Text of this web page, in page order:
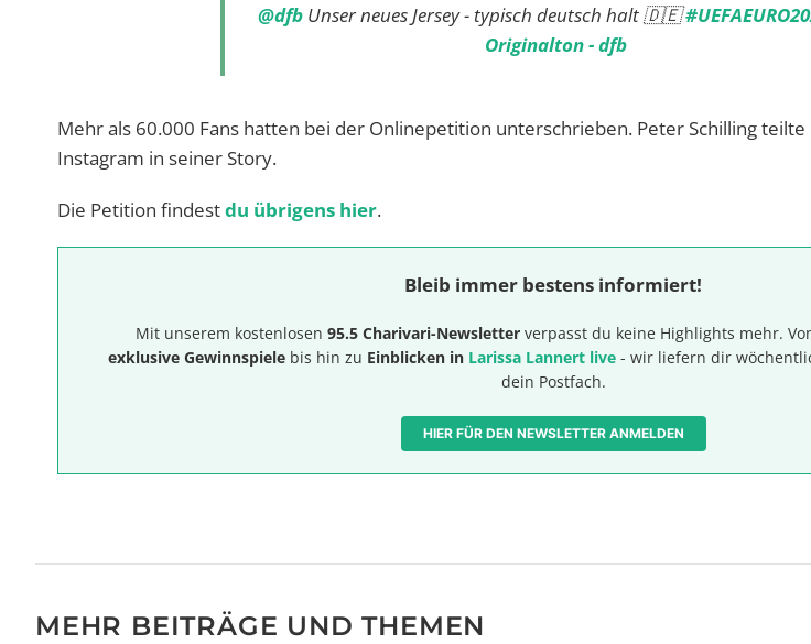
@dfb Unser neues Jersey - typisch deutsch halt 🇩🇪
Originalton - dfb
Mehr als 60.000 Fans hatten bei der Onlinepetition unterschrieben. Peter Schilling
Instagram in seiner Story.
Die Petition findestdu übrigens hier.
Bleib immer bestens informiert!
Mit unserem kostenlosen 95.5 Charivari-Newsletterverpasst du keine Highlights mehr.
exklusive Gewinnspiele bis hin zu Einblicken in Larissa Lannert live - wir liefern dir
dein Postfach.
HIER FÜR DEN NEWSLETTER ANMELDEN
MEHR BEITRÄGE UND THEMEN